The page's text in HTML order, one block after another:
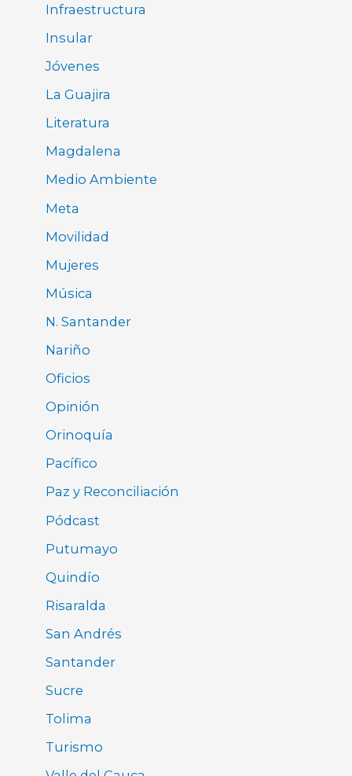
Infraestructura
Insular
Jóvenes
La Guajira
Literatura
Magdalena
Medio Ambiente
Meta
Movilidad
Mujeres
Música
N. Santander
Nariño
Oficios
Opinión
Orinoquía
Pacífico
Paz y Reconciliación
Pódcast
Putumayo
Quindío
Risaralda
San Andrés
Santander
Sucre
Tolima
Turismo